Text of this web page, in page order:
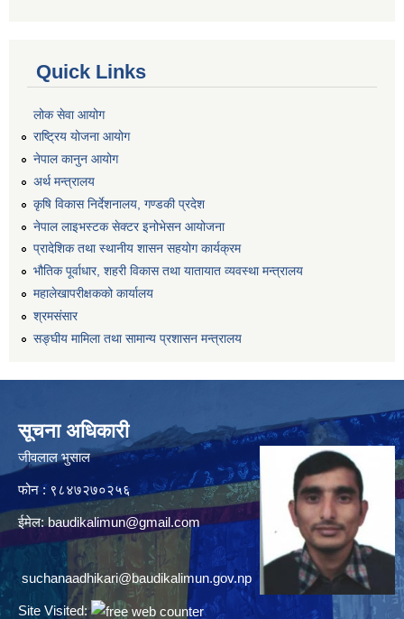
Quick Links
लोक सेवा आयोग
राष्ट्रिय योजना आयोग
नेपाल कानुन आयोग
अर्थ मन्त्रालय
कृषि विकास निर्देशनालय, गण्डकी प्रदेश
नेपाल लाइभस्टक सेक्टर इनोभेसन आयोजना
प्रादेशिक तथा स्थानीय शासन सहयोग कार्यक्रम
भौतिक पूर्वाधार, शहरी विकास तथा यातायात व्यवस्था मन्त्रालय
महालेखापरीक्षकको कार्यालय
श्रमसंसार
सङ्घीय मामिला तथा सामान्य प्रशासन मन्त्रालय
सूचना अधिकारी
जीवलाल भुसाल
फोन : ९८४७२७०२५६
ईमेल: baudikalimun@gmail.com
suchanaadhikari@baudikalimun.gov.np
Site Visited: